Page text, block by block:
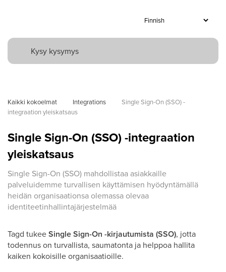
Kaikki kokoelmat Integrations
Single Sign-On (SSO) -
integraation yleiskatsaus
Single Sign-On (SSO) -integraation
yleiskatsaus
Single Sign-On (SSO) mahdollistaa asiakkaille
palveluidemme turvallisen käyttämisen hyödyntämällä
heidän organisaationsa olemassa olevaa
identiteetinhallintajärjestelmää
Tagd tukeeSingle Sign-On -kirjautumista (SSO), jotta
todennus on turvallista, saumatonta ja helppoa hallita
kaiken kokoisille organisaatioille.